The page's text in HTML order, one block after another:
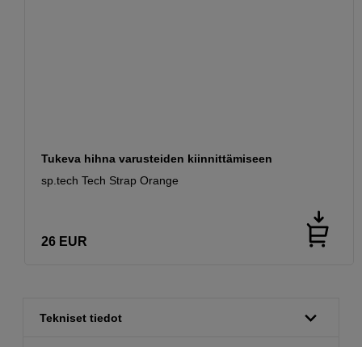
Tukeva hihna varusteiden kiinnittämiseen
sp.tech Tech Strap Orange
26 EUR
Tekniset tiedot